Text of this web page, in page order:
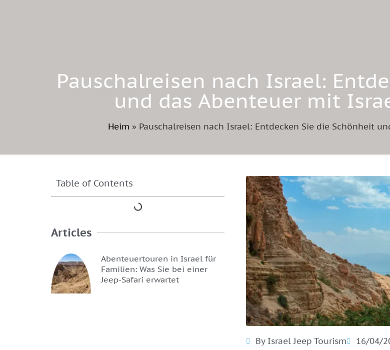
Pauschalreisen nach Israel:
und das Abenteuer mit
Heim » Pauschalreisen nach Israel: Entdecken Sie die Schönheit
Table of Contents
Articles
Abenteuertouren in Israel für
Familien: Was Sie bei einer
Jeep-Safari erwartet
By Israel Jeep Tourism 16/04/